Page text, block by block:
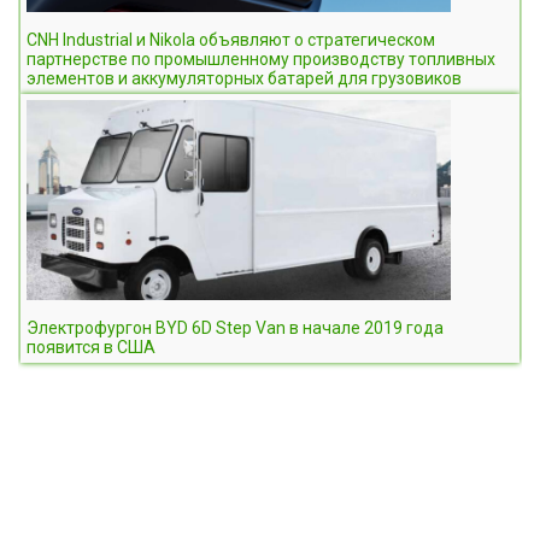
CNH Industrial и Nikola объявляют о стратегическом
партнерстве по промышленному производству топливных
элементов и аккумуляторных батарей для грузовиков
Электрофургон BYD 6D Step Van в начале 2019 года
появится в США